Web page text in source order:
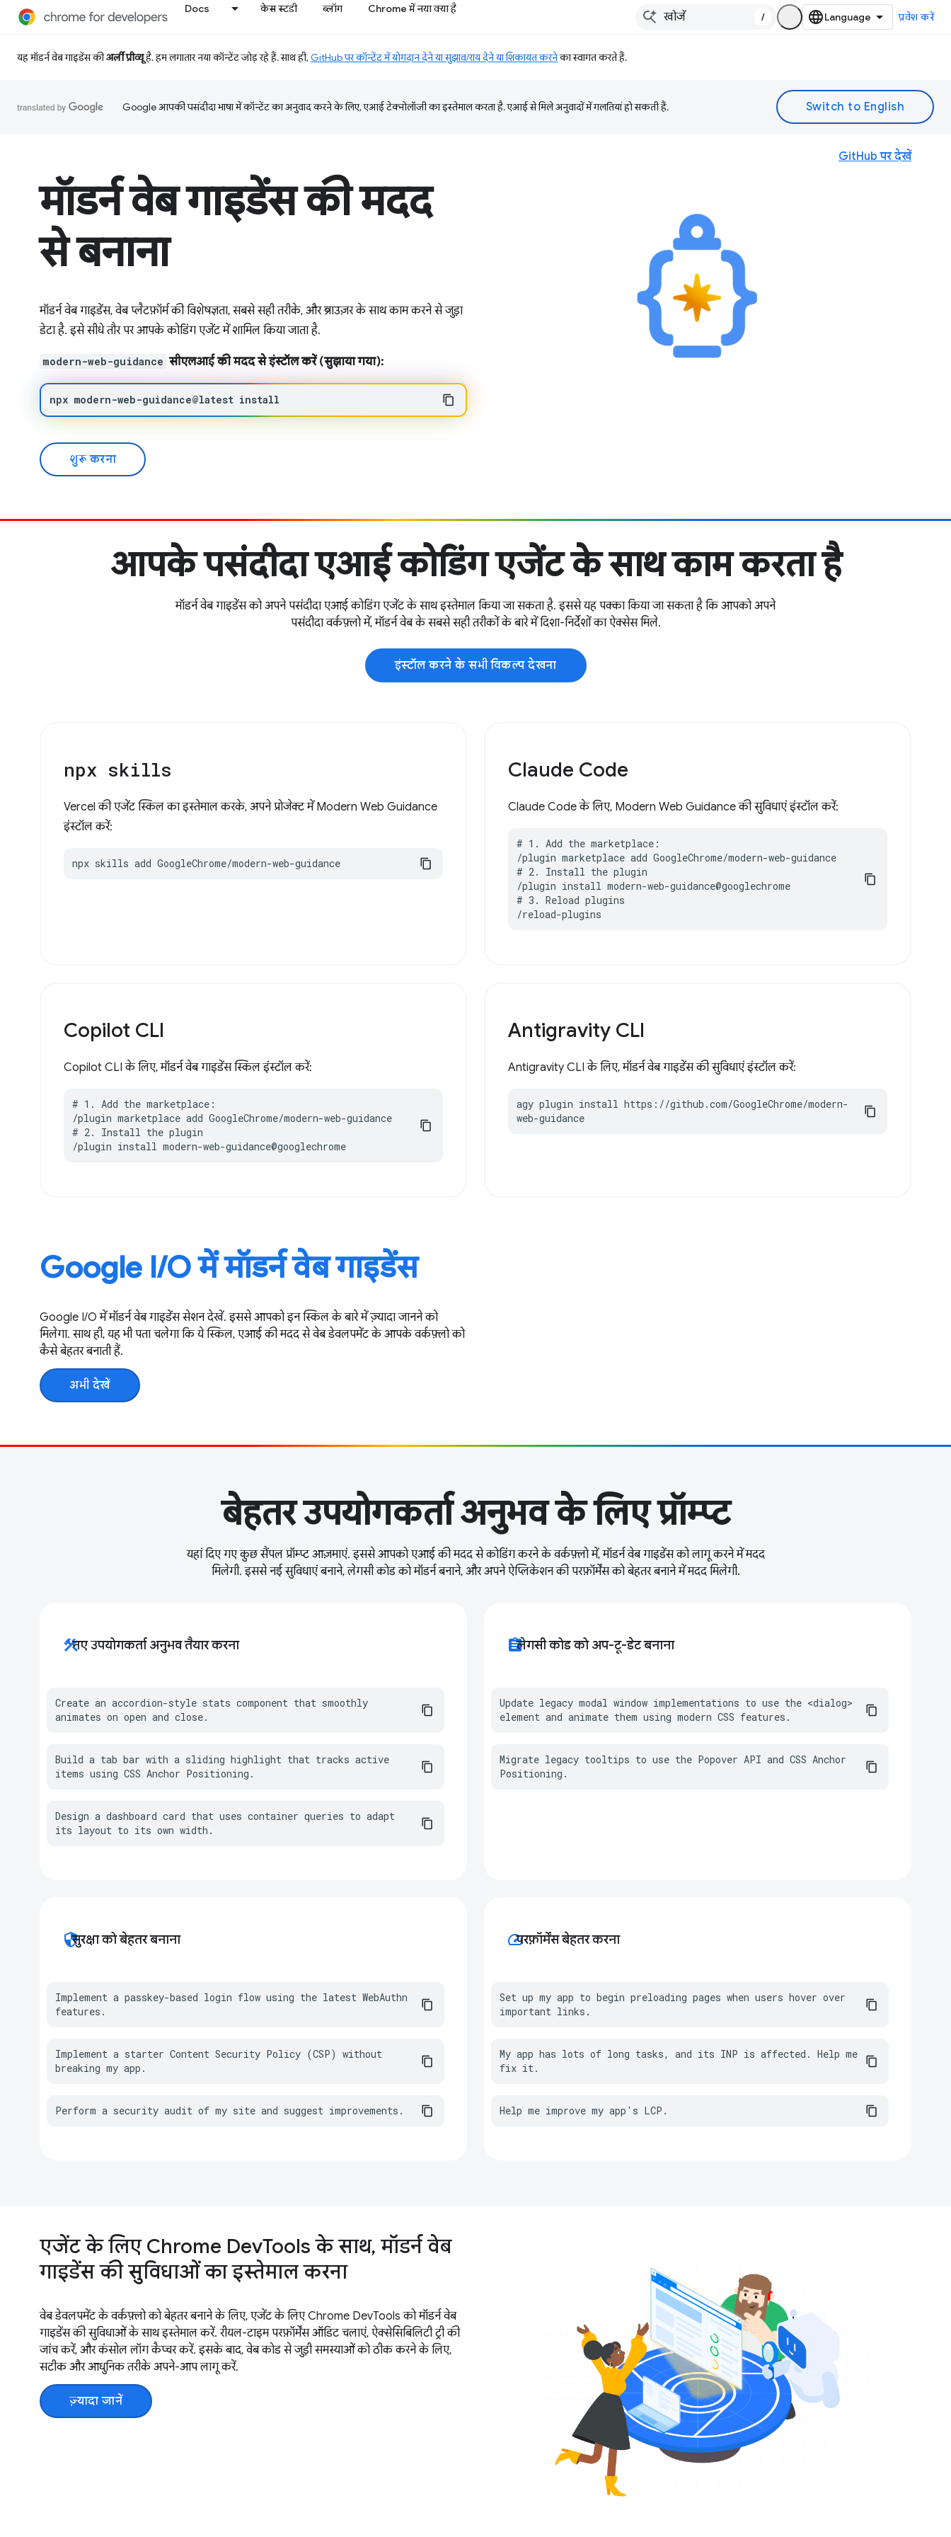
Docs केस स्टडी ब्लॉग Chrome में नया क्या है
/ प्रवेश करें
यह मॉडर्न वेब गाइडेंस कीअर्ली प्रीव्यूहै. हम लगातार नया कॉन्टेंट जोड़ रहे हैं. साथ ही, GitHub पर कॉन्टेंट में योगदान देने या सुझाव/राय देने या शिकायत करनेका स्वागत करते हैं.
Google आपकी पसंदीदा भाषा में कॉन्टेंट का अनुवाद करने के लिए, एआई टेक्नोलॉजी का इस्तेमाल करता है. एआई से मिले अनुवादों में गलतियां हो सकती हैं.
मॉडर्न वेब गाइडेंस की मदद
से बनाना
मॉडर्न वेब गाइडेंस, वेब प्लैटफ़ॉर्म की विशेषज्ञता, सबसे सही तरीके, और ब्राउज़र के साथ काम करने से जुड़ा
डेटा है. इसे सीधे तौर पर आपके कोडिंग एजेंट में शामिल किया जाता है.
modern-web-guidance सीएलआई की मदद से इंस्टॉल करें (सुझाया गया):
npx modern-web-guidance@latest install
शुरू करना
GitHub पर देखें
आपके पसंदीदा एआई कोडिंग एजेंट के साथ काम करता है
मॉडर्न वेब गाइडेंस को अपने पसंदीदा एआई कोडिंग एजेंट के साथ इस्तेमाल किया जा सकता है. इससे यह पक्का किया जा सकता है कि आपको अपने
पसंदीदा वर्कफ़्लो में, मॉडर्न वेब के सबसे सही तरीकों के बारे में दिशा-निर्देशों का ऐक्सेस मिले.
इंस्टॉल करने के सभी विकल्प देखना
npx skills
Vercel की एजेंट स्किल का इस्तेमाल करके, अपने प्रोजेक्ट में Modern Web Guidance
इंस्टॉल करें:
npx skills add GoogleChrome/modern-web-guidance
Claude Code
Claude Code के लिए, Modern Web Guidance की सुविधाएं इंस्टॉल करें:
# 1. Add the marketplace:
/plugin marketplace add GoogleChrome/modern-web-guidance
# 2. Install the plugin
/plugin install modern-web-guidance@googlechrome
# 3. Reload plugins
/reload-plugins
Copilot CLI
Copilot CLI के लिए, मॉडर्न वेब गाइडेंस स्किल इंस्टॉल करें:
# 1. Add the marketplace:
/plugin marketplace add GoogleChrome/modern-web-guidance
# 2. Install the plugin
/plugin install modern-web-guidance@googlechrome
Antigravity CLI
Antigravity CLI के लिए, मॉडर्न वेब गाइडेंस की सुविधाएं इंस्टॉल करें:
agy plugin install https://github.com/GoogleChrome/modern-
web-guidance
Google I / O में मॉडर्न वेब गाइडेंस
Google I / O में मॉडर्न वेब गाइडेंस सेशन देखें. इससे आपको इन स्किल के बारे में ज़्यादा जानने को
मिलेगा. साथ ही, यह भी पता चलेगा कि ये स्किल, एआई की मदद से वेब डेवलपमेंट के आपके वर्कफ़्लो को
कैसे बेहतर बनाती हैं.
अभी देखें
बेहतर उपयोगकर्ता अनुभव के लिए प्रॉम्प्ट
यहां दिए गए कुछ सैंपल प्रॉम्प्ट आज़माएं. इससे आपको एआई की मदद से कोडिंग करने के वर्कफ़्लो में, मॉडर्न वेब गाइडेंस को लागू करने में मदद
मिलेगी. इससे नई सुविधाएं बनाने, लेगसी कोड को मॉडर्न बनाने, और अपने ऐप्लिकेशन की परफ़ॉर्मेंस को बेहतर बनाने में मदद मिलेगी.
constructionनए उपयोगकर्ता अनुभव तैयार करना
Create an accordion-style stats component that smoothly
animates on open and close.
Build a tab bar with a sliding highlight that tracks active
items using CSS Anchor Positioning.
Design a dashboard card that uses container queries to adapt
its layout to its own width.
assignmentलेगसी कोड को अप-टू-डेट बनाना
Update legacy modal window implementations to use the <dialog>
element and animate them using modern CSS features.
Migrate legacy tooltips to use the Popover API and CSS Anchor
Positioning.
securityसुरक्षा को बेहतर बनाना
Implement a passkey-based login flow using the latest WebAuthn
features.
Implement a starter Content Security Policy (CSP) without
breaking my app.
Perform a security audit of my site and suggest improvements.
speedपरफ़ॉर्मेंस बेहतर करना
Set up my app to begin preloading pages when users hover over
important links.
My app has lots of long tasks, and its INP is affected. Help me
fix it.
Help me improve my app's LCP.
एजेंट के लिए Chrome DevTools के साथ, मॉडर्न वेब
गाइडेंस की सुविधाओं का इस्तेमाल करना
वेब डेवलपमेंट के वर्कफ़्लो को बेहतर बनाने के लिए, एजेंट के लिए Chrome DevTools को मॉडर्न वेब
गाइडेंस की सुविधाओं के साथ इस्तेमाल करें. रीयल-टाइम परफ़ॉर्मेंस ऑडिट चलाएं, ऐक्सेसिबिलिटी ट्री की
जांच करें, और कंसोल लॉग कैप्चर करें. इसके बाद, वेब कोड से जुड़ी समस्याओं को ठीक करने के लिए,
सटीक और आधुनिक तरीके अपने-आप लागू करें.
ज़्यादा जानें